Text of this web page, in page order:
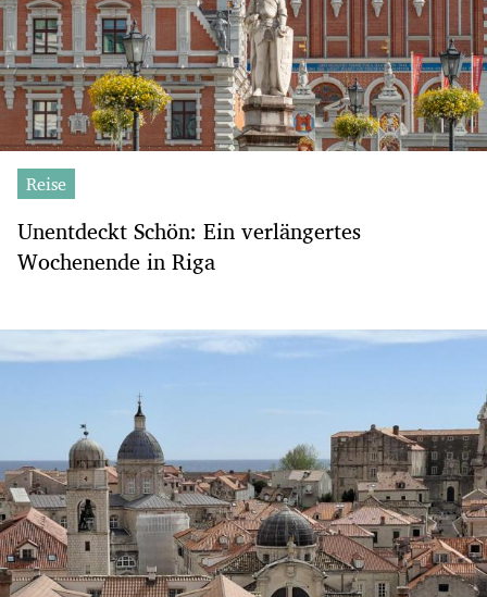
Reise
Unentdeckt Schön: Ein verlängertes
Wochenende in Riga